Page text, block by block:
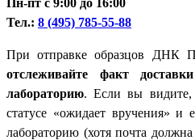
Тел.: 8 (495) 785-55-88
При отправке образцов ДНК
отслеживайте факт
лабораторию. Если вы
статусе «ожидает вручения» и
лабораторию (хотя почта